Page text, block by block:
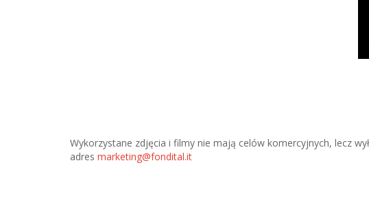
Wykorzystane zdjęcia i filmy nie mają celów komercyjnych, lecz
adres marketing@fondital.it